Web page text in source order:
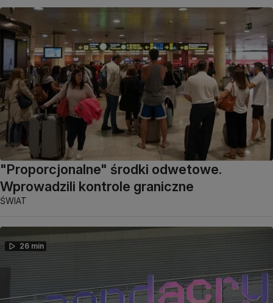
"Proporcjonalne" środki odwetowe.
Wprowadzili kontrole graniczne
ŚWIAT
26 min